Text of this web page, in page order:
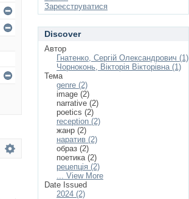
Зареєструватися
Discover
Автор
Гнатенко, Сергій Олександрович (1)
Чорноконь, Вікторія Вікторівна (1)
Тема
genre (2)
image (2)
narrative (2)
poetics (2)
reception (2)
жанр (2)
наратив (2)
образ (2)
поетика (2)
рецепція (2)
... View More
Date Issued
2024 (2)